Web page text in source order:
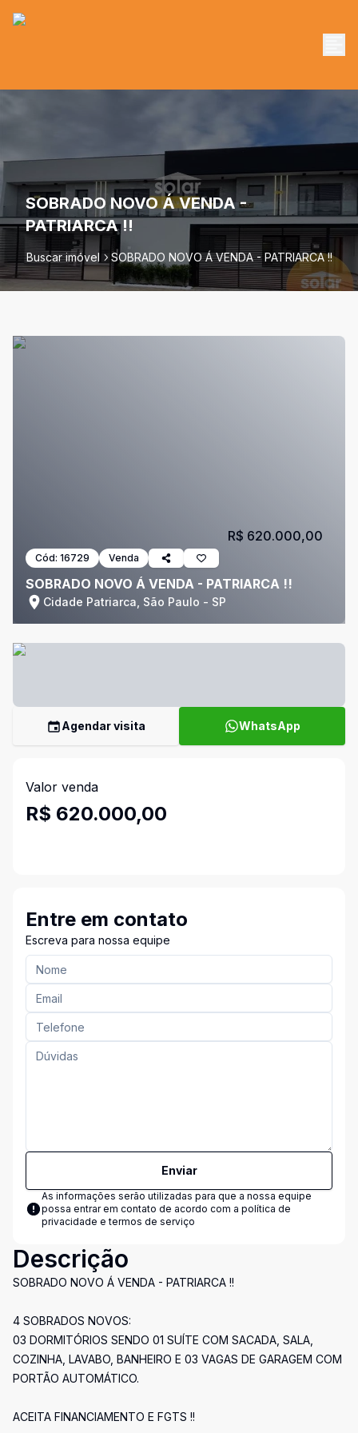
SOBRADO NOVO Á VENDA -
PATRIARCA !!
Buscar imóvel SOBRADO NOVO Á VENDA - PATRIARCA !!
Cód: 16729 Venda
SOBRADO NOVO Á VENDA - PATRIARCA !!
Cidade Patriarca, São Paulo - SP
R$ 620.000,00
Agendar visita WhatsApp
Valor venda
R$ 620.000,00
Entre em contato
Escreva para nossa equipe
Enviar
As informações serão utilizadas para que a nossa equipe
possa entrar em contato de acordo com a política de
privacidade e termos de serviço
Descrição
SOBRADO NOVO Á VENDA - PATRIARCA !!
4 SOBRADOS NOVOS:
03 DORMITÓRIOS SENDO 01 SUÍTE COM SACADA, SALA,
COZINHA, LAVABO, BANHEIRO E 03 VAGAS DE GARAGEM COM
PORTÃO AUTOMÁTICO.
ACEITA FINANCIAMENTO E FGTS !!